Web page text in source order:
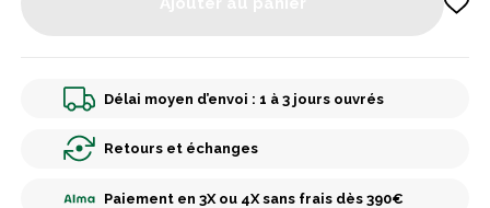
Délai moyen d’envoi : 1 à 3 jours ouvrés
Retours et échanges
Paiement en 3X ou 4X sans frais dès 390€